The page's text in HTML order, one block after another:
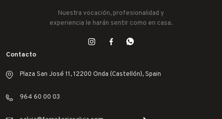
Nuestra vocación, profesionalidad y
experiencia le harán sentir como en casa.
Contacto
Plaza San José 11, 12200 Onda (Castellón), Spain
964 60 00 03